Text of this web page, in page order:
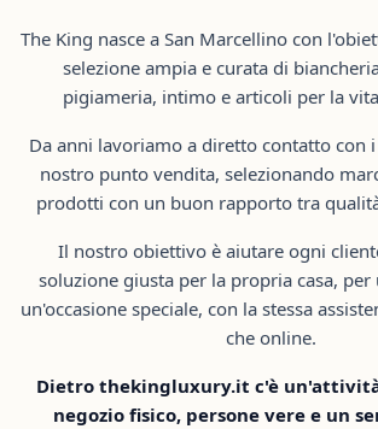
The King nasce a San Marcellino con
selezione ampia e curata di
pigiameria, intimo e articoli per la
Da anni lavoriamo a diretto contatto con
nostro punto vendita, selezionando
prodotti con un buon rapporto tra
Il nostro obiettivo è aiutare ogni
soluzione giusta per la propria casa,
un'occasione speciale, con la stessa
che online.
Dietro thekingluxury.it c'è
negozio fisico, persone vere e un